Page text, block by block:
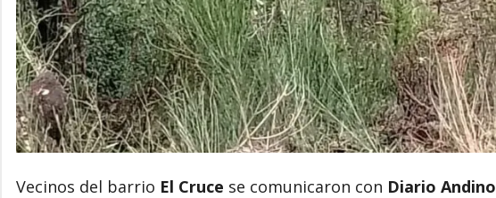
Vecinos del barrio El Cruce se comunicaron con Diario Andino